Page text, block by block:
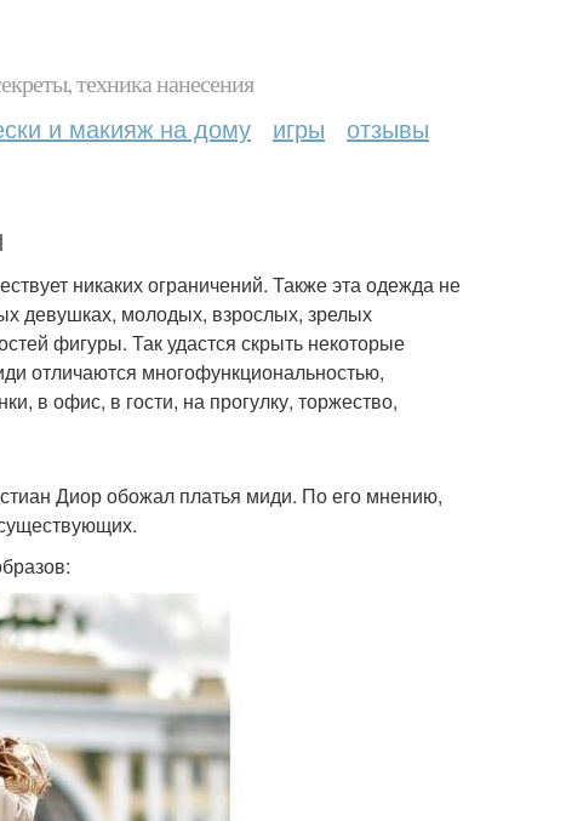
техника нанесения
и макияж на дому игры отзывы
никаких ограничений. Также эта одежда не
девушках, молодых, взрослых, зрелых
фигуры. Так удастся скрыть некоторые
отличаются многофункциональностью,
в офис, в гости, на прогулку, торжество,
Диор обожал платья миди. По его мнению,